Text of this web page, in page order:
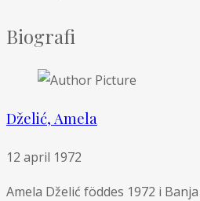
Biografi
Dželić, Amela
12 april 1972
Amela Dželić föddes 1972 i